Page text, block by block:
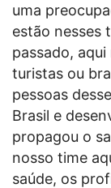
uma
estão nesses
passado,
turistas ou
pessoas
Brasil e
propagou o
nosso time
saúde, os